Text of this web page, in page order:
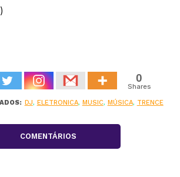
0
Shares
DJ, ELETRONICA, MUSIC, MÚSICA, TRENCE
COMENTÁRIOS